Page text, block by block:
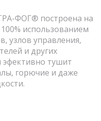
ФОГ® построена на
использованием
узлов управления,
и других
тушит
горючие и даже